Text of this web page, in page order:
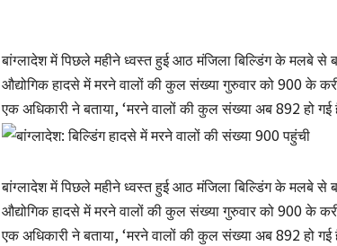
बांग्‍लादेश में पिछले महीने ध्वस्त हुई आठ मंजिला बिल्डिंग के मलबे से
औद्योगिक हादसे में मरने वालों की कुल संख्या गुरुवार को 900 के
एक अधिकारी ने बताया, ‘मरने वालों की कुल संख्या अब 892 हो
बांग्‍लादेश में पिछले महीने ध्वस्त हुई आठ मंजिला बिल्डिंग के मलबे से
औद्योगिक हादसे में मरने वालों की कुल संख्या गुरुवार को 900 के
एक अधिकारी ने बताया, ‘मरने वालों की कुल संख्या अब 892 हो